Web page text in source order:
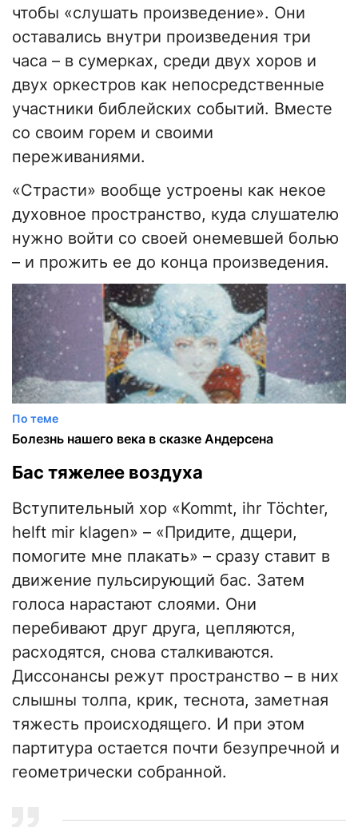
чтобы «слушать произведение». Они
оставались внутри произведения три
часа – в сумерках, среди двух хоров и
двух оркестров как непосредственные
участники библейских событий. Вместе
со своим горем и своими
переживаниями.
«Страсти» вообще устроены как некое
духовное пространство, куда слушателю
нужно войти со своей онемевшей болью
– и прожить ее до конца произведения.
По теме
Болезнь нашего века в сказке Андерсена
Бас тяжелее воздуха
Вступительный хор «Kommt, ihr Töchter,
helft mir klagen» – «Придите, дщери,
помогите мне плакать» – сразу ставит в
движение пульсирующий бас. Затем
голоса нарастают слоями. Они
перебивают друг друга, цепляются,
расходятся, снова сталкиваются.
Диссонансы режут пространство – в них
слышны толпа, крик, теснота, заметная
тяжесть происходящего. И при этом
партитура остается почти безупречной и
геометрически собранной.